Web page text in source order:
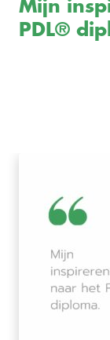
Mijn
PDL®